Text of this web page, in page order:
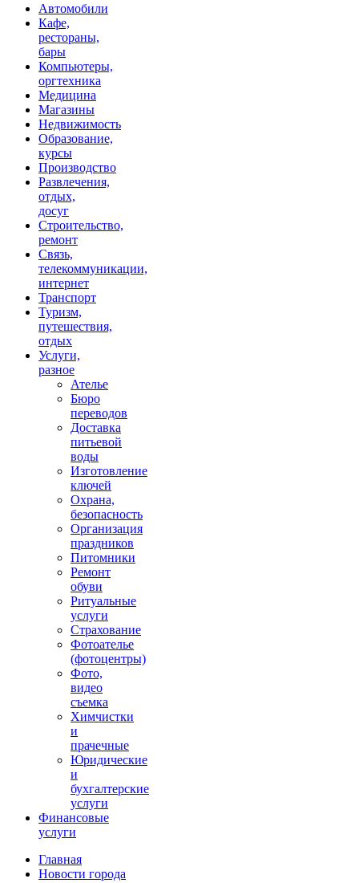
Автомобили
Кафе,
рестораны,
бары
Компьютеры,
оргтехника
Медицина
Магазины
Недвижимость
Образование,
курсы
Производство
Развлечения,
отдых,
досуг
Строительство,
ремонт
Связь,
телекоммуникации,
интернет
Транспорт
Туризм,
путешествия,
отдых
Услуги,
разное
Ателье
Бюро
переводов
Доставка
питьевой
воды
Изготовление
ключей
Охрана,
безопасность
Организация
праздников
Питомники
Ремонт
обуви
Ритуальные
услуги
Страхование
Фотоателье
(фотоцентры)
Фото,
видео
съемка
Химчистки
и
прачечные
Юридические
и
бухгалтерские
услуги
Финансовые
услуги
Главная
Новости города